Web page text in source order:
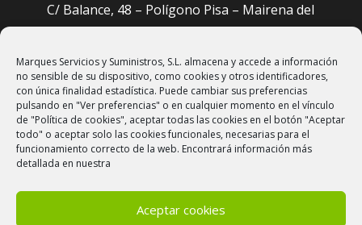
Marques Servicios y Suministros, S.L. almacena y accede a información
no sensible de su dispositivo, como cookies y otros identificadores,
con única finalidad estadística. Puede cambiar sus preferencias
pulsando en "Ver preferencias" o en cualquier momento en el vínculo
de "Política de cookies", aceptar todas las cookies en el botón "Aceptar
todo" o aceptar solo las cookies funcionales, necesarias para el
funcionamiento correcto de la web. Encontrará información más
detallada en nuestra
Aceptar cookies
C/ Balance, 48 – Polígono Pisa – Mairena del
Aljarafe (Sevilla)
administracion@sevillajardineros.com
658 905 601